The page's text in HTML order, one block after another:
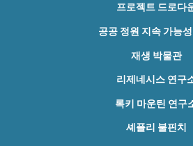
프로젝트 드로다
공공 정원 지속 가능
재생 박물관
리제네시스 연구
록키 마운틴 연구
셰플리 불핀치